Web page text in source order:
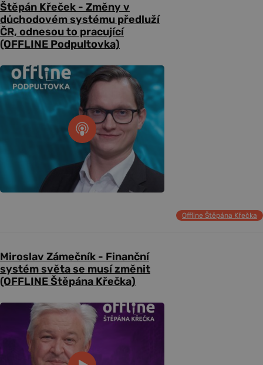
Štěpán Křeček - Změny v
důchodovém systému předluží
ČR, odnesou to pracující
(OFFLINE Podpultovka)
Offline Štěpána Křečka
Miroslav Zámečník - Finanční
systém světa se musí změnit
(OFFLINE Štěpána Křečka)